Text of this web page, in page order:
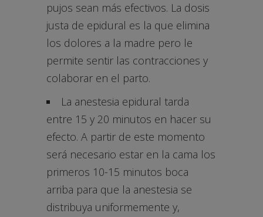
pujos sean más efectivos. La dosis
justa de epidural es la que elimina
los dolores a la madre pero le
permite sentir las contracciones y
colaborar en el parto.
La anestesia epidural tarda
entre 15 y 20 minutos en hacer su
efecto. A partir de este momento
será necesario estar en la cama los
primeros 10-15 minutos boca
arriba para que la anestesia se
distribuya uniformemente y,